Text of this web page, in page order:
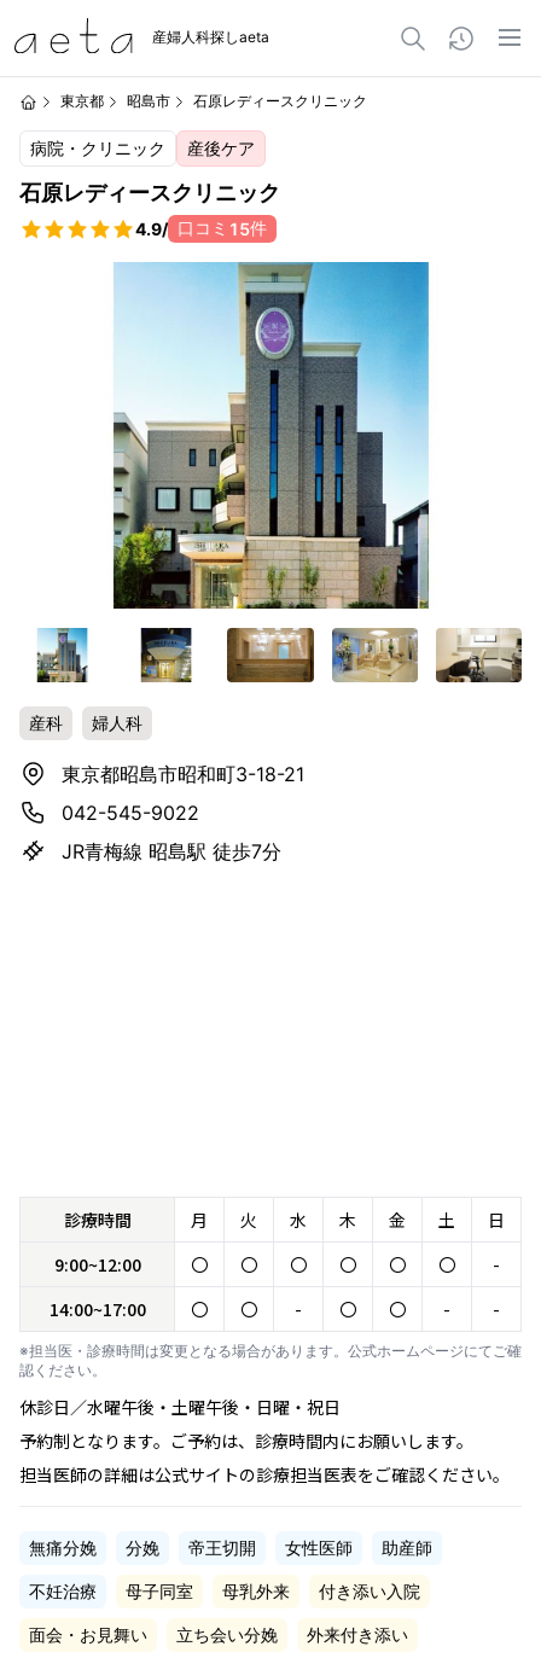
産婦人科探しaeta
東京都 昭島市 石原レディースクリニック
病院・クリニック 産後ケア
石原レディースクリニック
4.9/ 口コミ 15件
産科 婦人科
東京都昭島市昭和町3-18-21
042-545-9022
JR青梅線 昭島駅 徒歩7分
診療時間 月 火 水 木 金 土
日
9:00~12:00
〇 〇 〇 〇 〇 〇
-
14:00~17:00
〇 〇 - 〇 〇 - -
※担当医・診療時間は変更となる場合があります。公式ホームページにてご確
認ください。
休診日／水曜午後・土曜午後・日曜・祝日
予約制となります。ご予約は、診療時間内にお願いします。
担当医師の詳細は公式サイトの診療担当医表をご確認ください。
無痛分娩 分娩 帝王切開 女性医師 助産師
不妊治療 母子同室 母乳外来 付き添い入院
面会・お見舞い 立ち会い分娩 外来付き添い